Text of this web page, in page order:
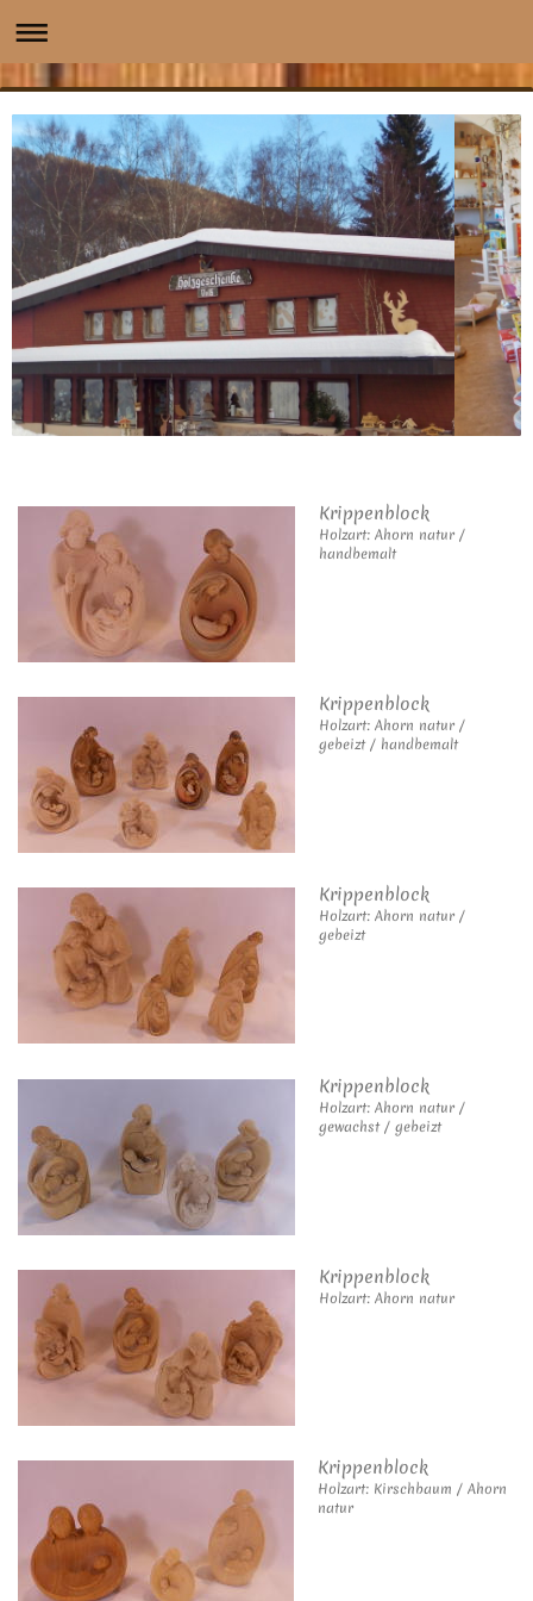
Krippenblock
Holzart: Ahorn natur /
handbemalt
Krippenblock
Holzart: Ahorn natur /
gebeizt / handbemalt
Krippenblock
Holzart: Ahorn natur /
gebeizt
Krippenblock
Holzart: Ahorn natur /
gewachst / gebeizt
Krippenblock
Holzart: Ahorn natur
Krippenblock
Holzart: Kirschbaum / Ahorn
natur